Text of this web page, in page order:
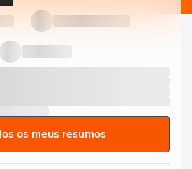
os meus resumos